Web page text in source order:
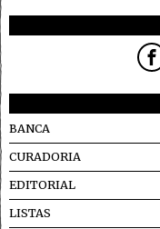
BANCA
CURADORIA
EDITORIAL
LISTAS